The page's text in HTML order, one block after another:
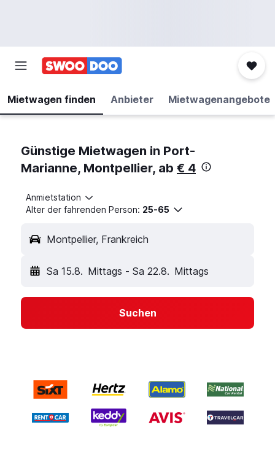
Mietwagen finden Anbieter Mietwagenangebote
Günstige Mietwagen in Port-
Marianne, Montpellier, ab € 4
Anmietstation
Alter der fahrenden Person: 25-65
Montpellier, Frankreich
Sa 15.8. Mittags - Sa 22.8. Mittags
Suchen